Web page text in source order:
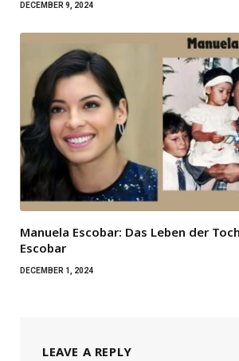
DECEMBER 9, 2024
Manuela Escobar: Das Leben der
Escobar
DECEMBER 1, 2024
LEAVE A REPLY